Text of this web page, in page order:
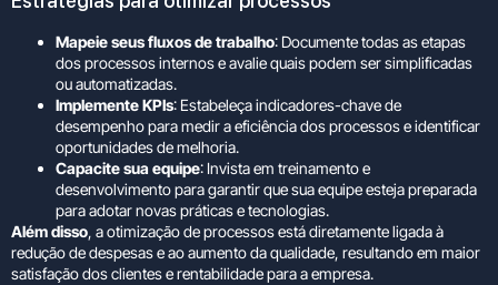
Mapeie seus fluxos de trabalho: Documente todas as etapas
dos processos internos e avalie quais podem ser simplificadas
ou automatizadas.
Implemente KPIs: Estabeleça indicadores-chave de
desempenho para medir a eficiência dos processos e identificar
oportunidades de melhoria.
Capacite sua equipe: Invista em treinamento e
desenvolvimento para garantir que sua equipe esteja preparada
para adotar novas práticas e tecnologias.
Além disso, a otimização de processos está diretamente ligada à
redução de despesas e ao aumento da qualidade, resultando em maior
satisfação dos clientes e rentabilidade para a empresa.